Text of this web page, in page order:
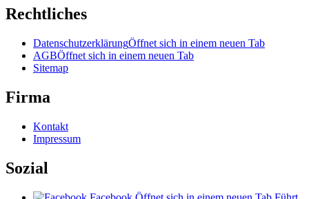
Rechtliches
DatenschutzerklärungÖffnet sich in einem neuen Tab
AGBÖffnet sich in einem neuen Tab
Sitemap
Firma
Kontakt
Impressum
Sozial